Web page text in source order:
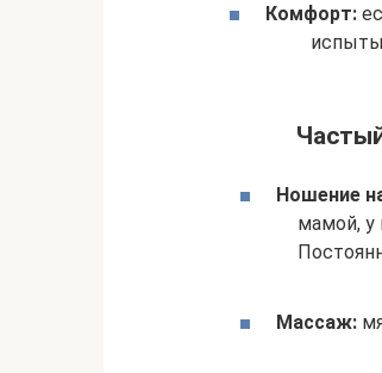
Комфорт:
Ношение
мамой, у
Массаж: